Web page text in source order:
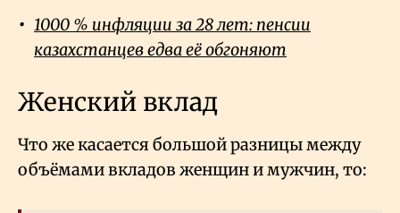
1000 % инфляции за 28 лет: пенсии
казахстанцев едва её обгоняют
Женский вклад
Что же касается большой разницы между
объёмами вкладов женщин и мужчин, то: